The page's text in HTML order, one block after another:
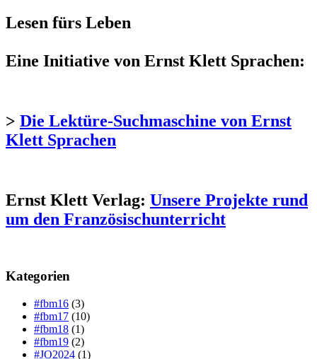
Lesen fürs Leben
Eine Initiative von Ernst Klett Sprachen:
> Die Lektüre-Suchmaschine von Ernst
Klett Sprachen
Ernst Klett Verlag: Unsere Projekte rund
um den Französischunterricht
Kategorien
#fbm16 (3)
#fbm17 (10)
#fbm18 (1)
#fbm19 (2)
#JO2024 (1)